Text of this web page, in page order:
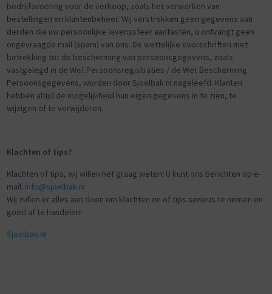
bedrijfsvoering voor de verkoop, zoals het verwerken van
bestellingen en klantenbeheer. Wij verstrekken geen gegevens aan
derden die uw persoonlijke levenssfeer aantasten, u ontvangt geen
ongevraagde mail (spam) van ons. De wettelijke voorschriften met
betrekking tot de bescherming van persoonsgegevens, zoals
vastgelegd in de Wet Persoonsregistraties / de Wet Bescherming
Persoonsgegevens, worden door Sjoelbak.nl nageleefd. Klanten
hebben altijd de mogelijkheid hun eigen gegevens in te zien, te
wijzigen of te verwijderen.
Klachten of tips?
Klachten of tips, wij willen het graag weten! U kunt ons berichten op e-
mail: info@sjoelbak.nl
Wij zullen er alles aan doen om klachten en of tips serieus te nemen en
goed af te handelen!
Sjoelbak.nl